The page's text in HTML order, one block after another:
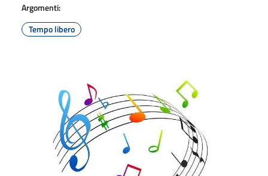
Argomenti:
Tempo libero